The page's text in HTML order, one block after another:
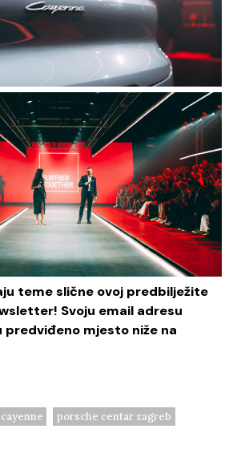
teme slične ovoj predbilježite
Svoju email adresu
mjesto niže na
porsche centar zagreb